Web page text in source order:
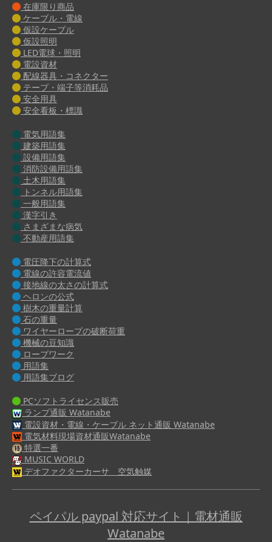
在庫限り商品
ケーブル・電線
仮設ケーブル
仮設照明
LED電球・照明
電設資材
配線器具・コネクター
テープ・端子等消耗品
安全用具
安全看板・標識
電気用語集
建築用語集
設備用語集
消防設備用語集
土木用語集
トンネル用語集
一般用語集
漢字引き
さまざまな病気
不動産用語集
電圧降下の計算式
電線の許容電流値
接地線の太さの計算式
ヘロンの公式
樹木の重量計算
石の重量
ワイヤーロープの破断荷重
機械の豆知識
ロープワーク
用語集
用語集ブログ
PCソフトライセンス販売
ランプ通販 Watanabe
電設資材・電線・ケーブル ネット通販 Watanabe
電気材料現場資材通販Watanabe
特選一番
MUSIC WORLD
デオファクターカーサ 空気触媒
ペイパル paypal 対応サイト｜電材通販
Watanabe